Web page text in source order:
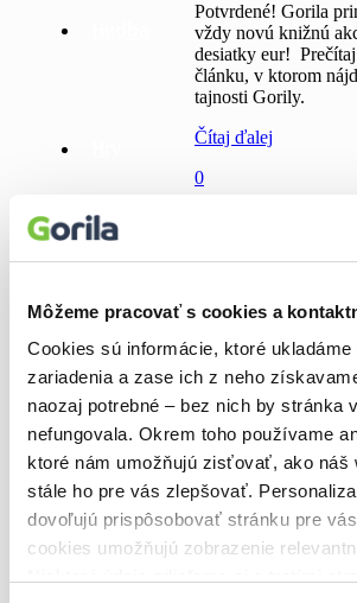
Môžeme pracovať s cookies a
Cookies sú informácie, ktoré ukladáme
zariadenia a zase ich z neho
naozaj potrebné – bez nich by stránka
nefungovala. Okrem toho používame
ktoré nám umožňujú zisťovať, ako náš
stále ho pre vás zlepšovať.
dovoľujú prispôsobovať stránku pre
cookies umožňujú zobrazenie
Doplnky
Bazár kníh
Potvrdené! Gorila
vždy novú knižnú
desiatky eur!
článku, v ktorom
tajnosti Gorily.
Čítaj ďalej
0
Najnovšie
Kúzelný šlabikár
radosť z čítania
Odysea, ktorá vás
Pád Gondolinu
slovenčine
Autobiografia Michaela Jacksona je
Alica a hmyz spája svet prírody a
Dúbravského
Vyhľadávanie 🔎